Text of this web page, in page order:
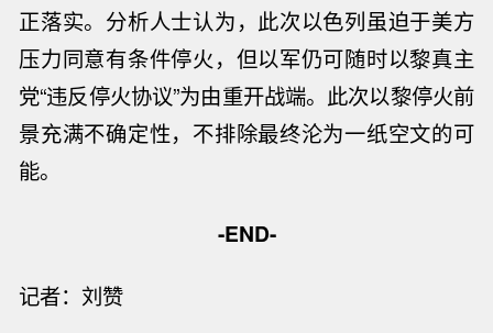
正落实。分析人士认为，此次以色列虽迫于美方
压力同意有条件停火，但以军仍可随时以黎真主
党“违反停火协议”为由重开战端。此次以黎停火前
景充满不确定性，不排除最终沦为一纸空文的可
能。
-END-
记者： 刘赞